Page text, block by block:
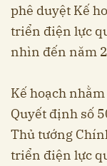
phê duyệt Kế
triển điện lực
nhìn đến năm
Kế hoạch
Quyết định số
Thủ tướng
triển điện lực